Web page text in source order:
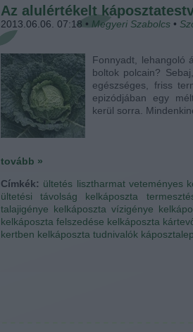
Az alulértékelt
2013.06.06. 07:18 • Megyeri Szabolcs •
Fonnyadt, lehangoló
boltok polcain?
egészséges, friss
epizódjában egy
kerül sorra.
tovább »
Címkék: ültetés lisztharmat veteményes
ültetési távolság
kelkáposzta
talajigénye kelkáposzta vízigénye
kelkáposzta felszedése kelkáposzta
kertben kelkáposzta tudnivalók